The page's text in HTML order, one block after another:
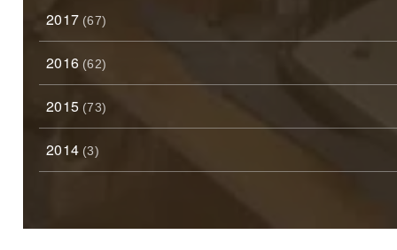
2017 (67)
2016 (62)
2015 (73)
2014 (3)